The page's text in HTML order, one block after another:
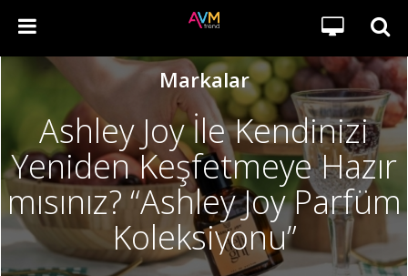
Markalar
Ashley Joy İle Kendinizi
Yeniden Keşfetmeye Hazır
mısınız? “Ashley Joy Parfüm
Koleksiyonu”